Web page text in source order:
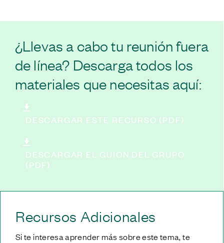
¿Llevas a cabo tu reunión fuera
de línea? Descarga todos los
materiales que necesitas aquí:
DESCARGAR ESTE RECURSO (PDF)
DESCARGAR EL GUION DEL GRUPO
(PDF)
Recursos Adicionales
Si te interesa aprender más sobre este tema, te